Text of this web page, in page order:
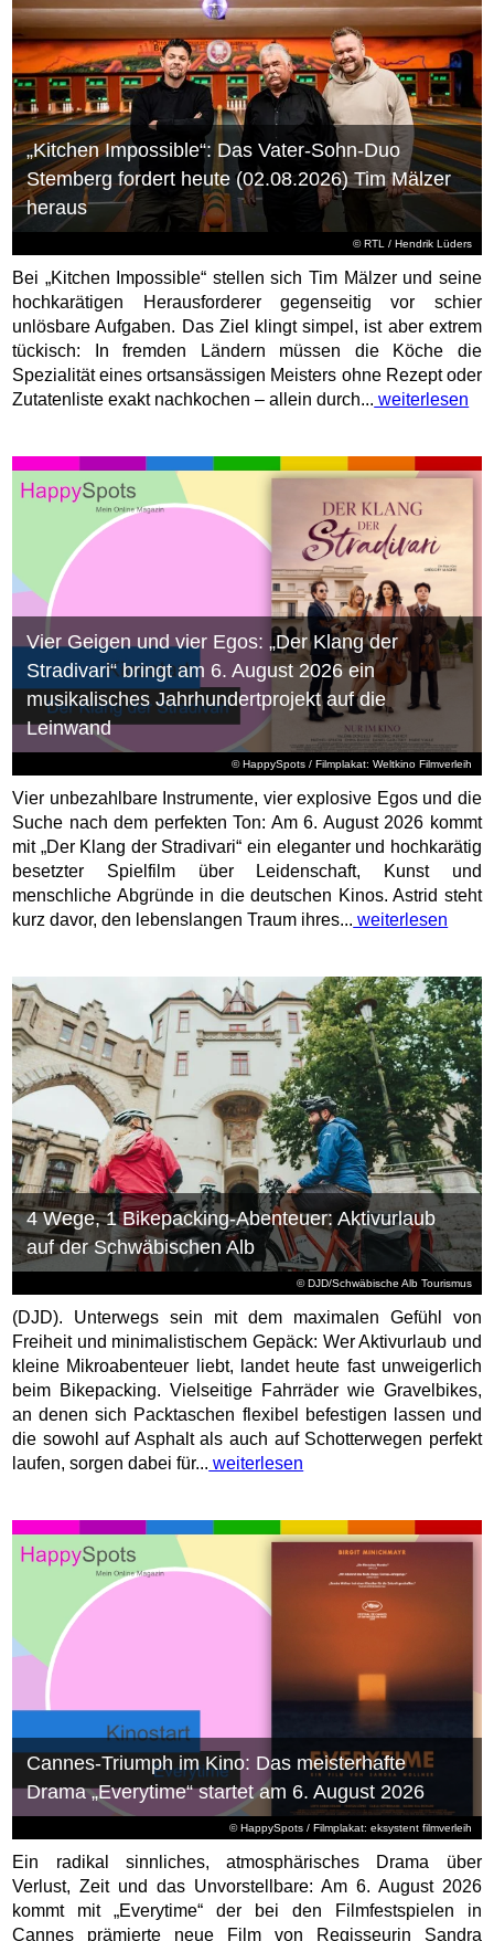
©RTL / Hendrik Lüders
„Kitchen Impossible“: Das Vater-Sohn-Duo
Stemberg fordert heute (02.08.2026) Tim Mälzer
heraus
Bei „Kitchen Impossible“ stellen sich Tim Mälzer und seine
hochkarätigen Herausforderer gegenseitig vor schier
unlösbare Aufgaben. Das Ziel klingt simpel, ist aber extrem
tückisch: In fremden Ländern müssen die Köche die
Spezialität eines ortsansässigen Meisters ohne Rezept oder
Zutatenliste exakt nachkochen – allein durch... weiterlesen
© HappySpots / Filmplakat: Weltkino Filmverleih
Vier Geigen und vier Egos: „Der Klang der
Stradivari“ bringt am 6. August 2026 ein
musikalisches Jahrhundertprojekt auf die
Leinwand
Vier unbezahlbare Instrumente, vier explosive Egos und die
Suche nach dem perfekten Ton: Am 6. August 2026 kommt
mit „Der Klang der Stradivari“ ein eleganter und hochkarätig
besetzter Spielfilm über Leidenschaft, Kunst und
menschliche Abgründe in die deutschen Kinos. Astrid steht
kurz davor, den lebenslangen Traum ihres... weiterlesen
© DJD/Schwäbische Alb Tourismus
4 Wege, 1 Bikepacking-Abenteuer: Aktivurlaub
auf der Schwäbischen Alb
(DJD). Unterwegs sein mit dem maximalen Gefühl von
Freiheit und minimalistischem Gepäck: Wer Aktivurlaub und
kleine Mikroabenteuer liebt, landet heute fast unweigerlich
beim Bikepacking. Vielseitige Fahrräder wie Gravelbikes,
an denen sich Packtaschen flexibel befestigen lassen und
die sowohl auf Asphalt als auch auf Schotterwegen perfekt
laufen, sorgen dabei für... weiterlesen
© HappySpots / Filmplakat: eksystent filmverleih
Cannes-Triumph im Kino: Das meisterhafte
Drama „Everytime“ startet am 6. August 2026
Ein radikal sinnliches, atmosphärisches Drama über
Verlust, Zeit und das Unvorstellbare: Am 6. August 2026
kommt mit „Everytime“ der bei den Filmfestspielen in
Cannes prämierte neue Film von Regisseurin Sandra